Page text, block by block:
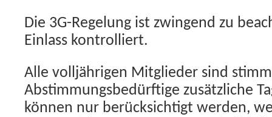
Die 3G-Regelung ist zwingend zu
Einlass kontrolliert.
Alle volljährigen Mitglieder sind
Abstimmungsbedürftige zusätzliche
können nur berücksichtigt werden,